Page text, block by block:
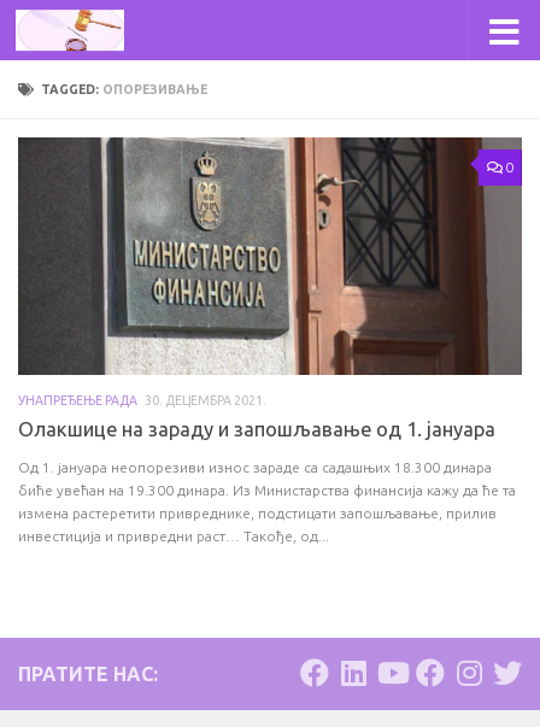
Skip to content
TAGGED: ОПОРЕЗИВАЊЕ
0
УНАПРЕЂЕЊЕ РАДА 30. ДЕЦЕМБРА 2021.
Олакшице на зараду и запошљавање од 1. јануара
Од 1. јануара неопорезиви износ зараде са садашњих 18.300 динара
биће увећан на 19.300 динара. Из Министарства финансија кажу да ће та
измена растеретити привреднике, подстицати запошљавање, прилив
инвестиција и привредни раст… Такође, од...
ПРАТИТЕ НАС: